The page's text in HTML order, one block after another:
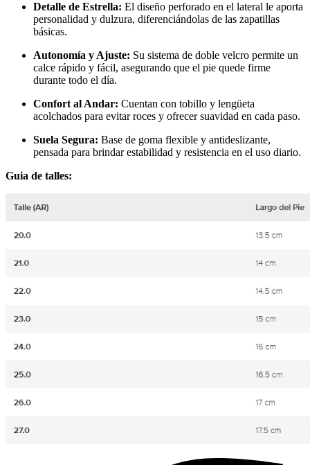
Detalle de Estrella: El diseño perforado en el lateral le aporta
personalidad y dulzura, diferenciándolas de las zapatillas
básicas.
Autonomía y Ajuste: Su sistema de doble velcro permite un
calce rápido y fácil, asegurando que el pie quede firme
durante todo el día.
Confort al Andar: Cuentan con tobillo y lengüeta
acolchados para evitar roces y ofrecer suavidad en cada paso.
Suela Segura: Base de goma flexible y antideslizante,
pensada para brindar estabilidad y resistencia en el uso diario.
Guia de talles: